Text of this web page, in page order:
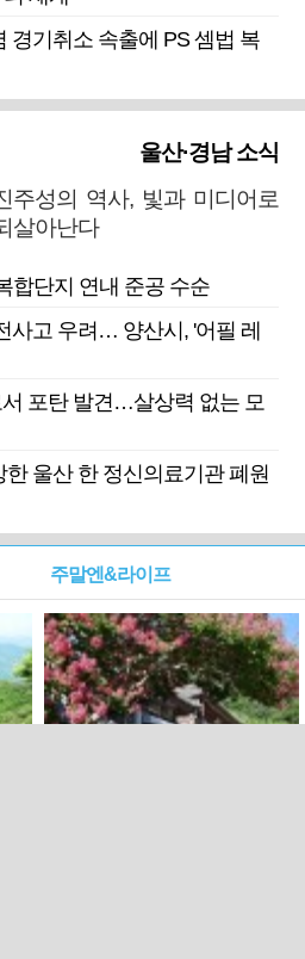
기취소 속출에 PS 셈법 복
울산·경남 소식
주성의 역사, 빛과 미디어로
살아난다
합단지 연내 준공 수순
사고 우려… 양산시, '어필 레
포탄 발견…살상력 없는 모
울산 한 정신의료기관 폐원
주말엔&라이프